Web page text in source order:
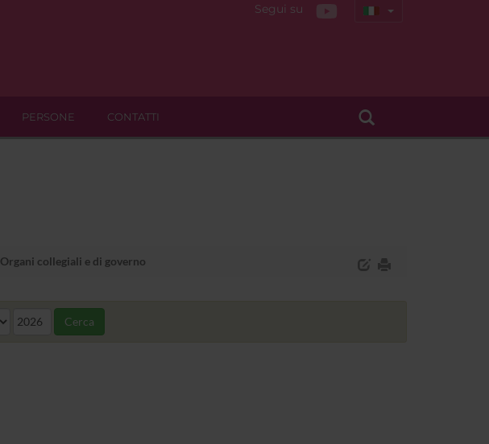
Segui su
PERSONE CONTATTI
Organi collegiali e di governo
Cerca